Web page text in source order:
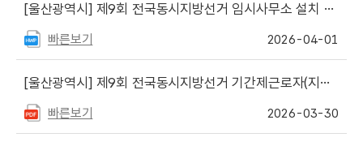
[울산광역시] 제9회 전국동시지방선거 임시사무소 설치 현황
빠른보기 2026-04-01
[울산광역시] 제9회 전국동시지방선거 기간제근로자(지도과) 채용 공고
빠른보기 2026-03-30